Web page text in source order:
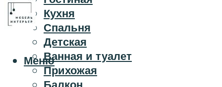
Кухня
Спальня
Детская
Ванная и туалет
Прихожая
Меню